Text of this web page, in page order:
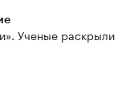
Ученые раскрыли